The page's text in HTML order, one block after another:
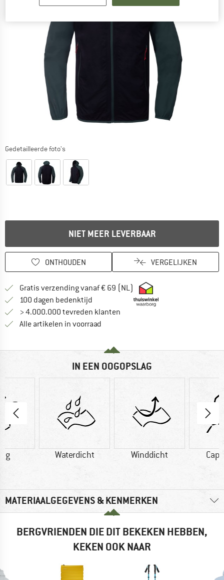
Gedetailleerde foto's
NIET MEER LEVERBAAR
ONTHOUDEN VERGELIJKEN
Gratis verzending vanaf € 69 (NL) Vind hier de
100 dagen bedenktijd Vind de betalingsinformatie hier!
> 4.000.000 tevreden klanten
Alle artikelen in voorraad
IN EEN OOGOPSLAG
g Waterdicht Winddicht
MATERIAALGEGEVENS & KENMERKEN
BERGVRIENDEN DIE DIT BEKEKEN HEBBEN,
KEKEN OOK NAAR